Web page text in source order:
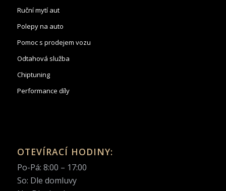
Ruční mytí aut
Polepy na auto
Pomoc s prodejem vozu
Odtahová služba
Chiptuning
Performance díly
OTEVÍRACÍ HODINY:
Po-Pá: 8:00 – 17:00
So: Dle domluvy